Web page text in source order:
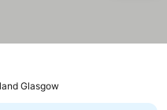
Glasgow